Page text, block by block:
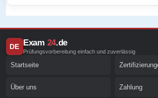
DE Exam 24.de
Prüfungsvorbereitung einfach und zuverlässig
Startseite
Über uns Zahlung